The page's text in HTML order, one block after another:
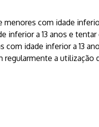
com idade
inferior a 13 anos e tentar
idade inferior a 13
regularmente a utilização